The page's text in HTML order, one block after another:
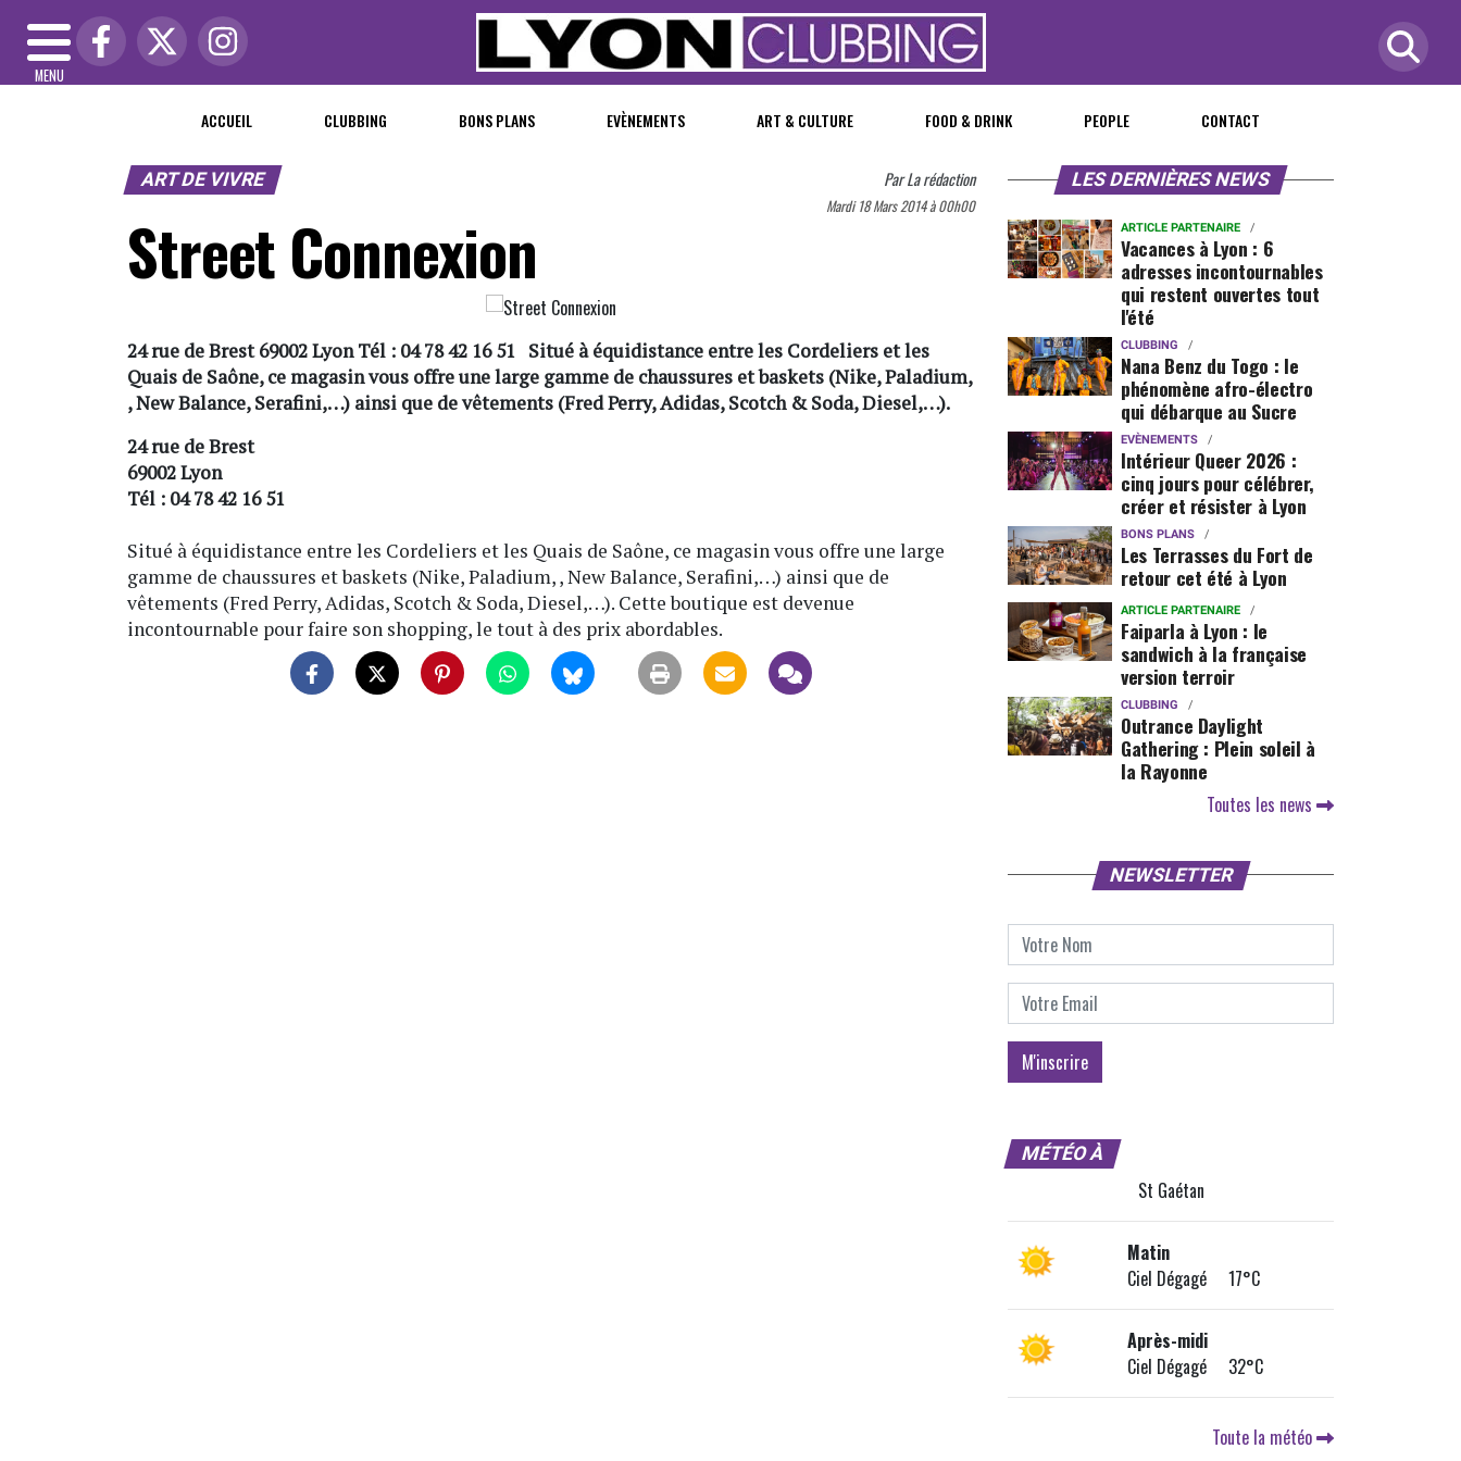
MENU
ACCUEIL CLUBBING BONS PLANS EVÈNEMENTS ART & CULTURE FOOD & DRINK PEOPLE CONTACT
ART DE VIVRE ParLa rédaction
Mardi 18 Mars 2014 à 00h00
Street Connexion
24 rue de Brest 69002 Lyon Tél : 04 78 42 16 51 Situé à équidistance entre les Cordeliers et les
Quais de Saône, ce magasin vous offre une large gamme de chaussures et baskets (Nike, Paladium,
, New Balance, Serafini,…) ainsi que de vêtements (Fred Perry, Adidas, Scotch & Soda, Diesel,…).
24 rue de Brest
69002 Lyon
Tél : 04 78 42 16 51
Situé à équidistance entre les Cordeliers et les Quais de Saône, ce magasin vous offre une large
gamme de chaussures et baskets (Nike, Paladium, , New Balance, Serafini,…) ainsi que de
vêtements (Fred Perry, Adidas, Scotch & Soda, Diesel,…). Cette boutique est devenue
incontournable pour faire son shopping, le tout à des prix abordables.
LES DERNIÈRES NEWS
ARTICLE PARTENAIRE
Vacances à Lyon : 6
adresses incontournables
qui restent ouvertes tout
l'été
CLUBBING
Nana Benz du Togo : le
phénomène afro-électro
qui débarque au Sucre
EVÈNEMENTS
Intérieur Queer 2026 :
cinq jours pour célébrer,
créer et résister à Lyon
BONS PLANS
Les Terrasses du Fort de
retour cet été à Lyon
ARTICLE PARTENAIRE
Faiparla à Lyon : le
sandwich à la française
version terroir
CLUBBING
Outrance Daylight
Gathering : Plein soleil à
la Rayonne
Toutes les news
NEWSLETTER
MÉTÉO À
St Gaétan
Matin
Ciel Dégagé 17°C
Après-midi
Ciel Dégagé 32°C
Toute la météo